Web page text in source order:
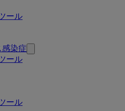
ール
染症
ール
ール